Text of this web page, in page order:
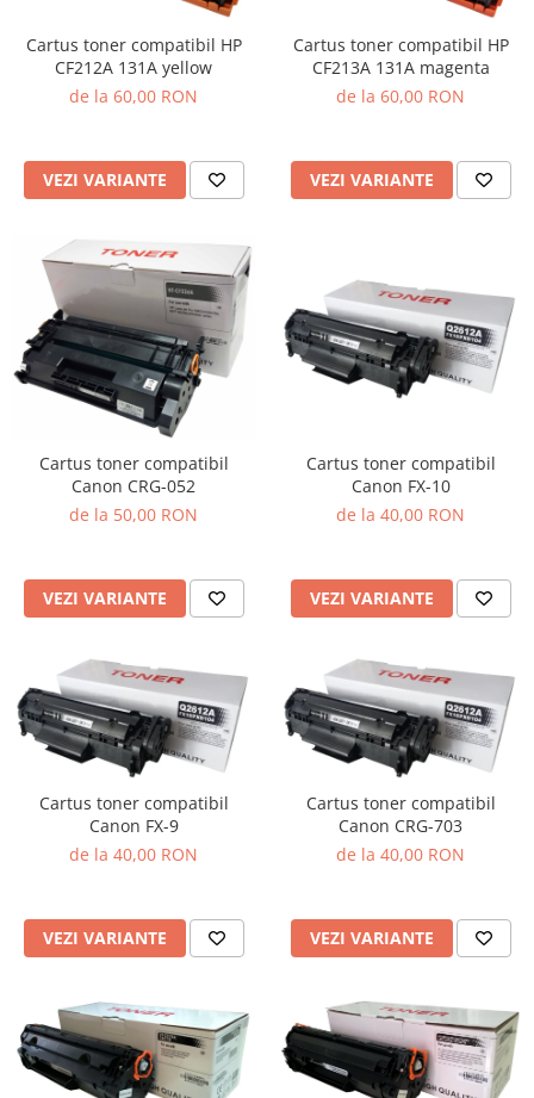
Cartus toner compatibil HP
CF212A 131A yellow
de la 60,00 RON
VEZI VARIANTE
Cartus toner compatibil HP
CF213A 131A magenta
de la 60,00 RON
VEZI VARIANTE
Cartus toner compatibil
Canon CRG-052
de la 50,00 RON
VEZI VARIANTE
Cartus toner compatibil
Canon FX-10
de la 40,00 RON
VEZI VARIANTE
Cartus toner compatibil
Canon FX-9
de la 40,00 RON
VEZI VARIANTE
Cartus toner compatibil
Canon CRG-703
de la 40,00 RON
VEZI VARIANTE